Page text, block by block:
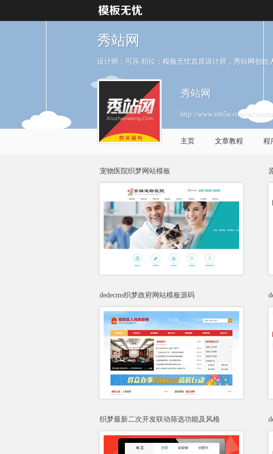
秀站网
设计师：可乐 职位：模板无忧首席设计师，秀站网创始
秀站网
http://www.mb5u.com/m/
主页 文章教程 程
宠物医院织梦网站模板
dedecms织梦政府网站模板源码
织梦最新二次开发联动筛选功能及风格